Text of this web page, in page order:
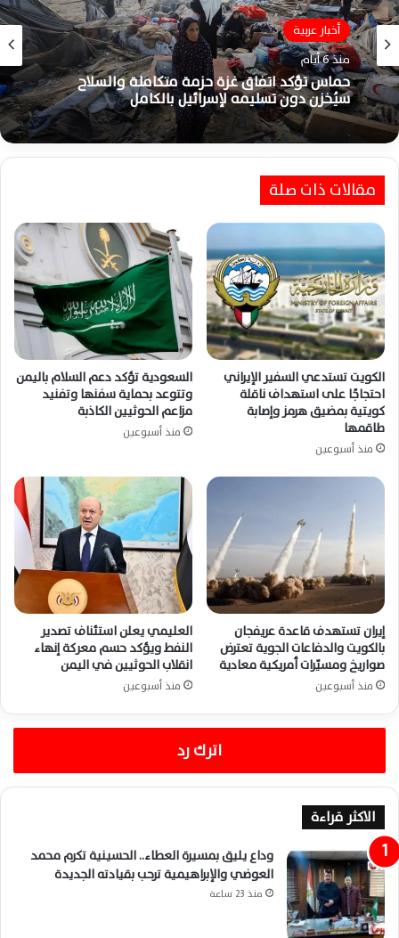
أخبار عربية
منذ 6 أيام
حماس تؤكد اتفاق غزة حزمة متكاملة والسلاح
سيُخزن دون تسليمه لإسرائيل بالكامل
مقالات ذات صلة
الكويت تستدعي السفير الإيراني
احتجاجًا على استهداف ناقلة
كويتية بمضيق هرمز وإصابة
طاقمها
منذ أسبوعين
السعودية تؤكد دعم السلام باليمن
وتتوعد بحماية سفنها وتفنيد
مزاعم الحوثيين الكاذبة
منذ أسبوعين
إيران تستهدف قاعدة عريفجان
بالكويت والدفاعات الجوية تعترض
صواريخ ومسيّرات أمريكية معادية
منذ أسبوعين
العليمي يعلن استئناف تصدير
النفط ويؤكد حسم معركة إنهاء
انقلاب الحوثيين في اليمن
منذ أسبوعين
اترك رد
الاكثر قراءة
وداع يليق بمسيرة العطاء.. الحسينية تكرم محمد
العوضي والإبراهيمية ترحب بقيادته الجديدة
منذ 23 ساعة